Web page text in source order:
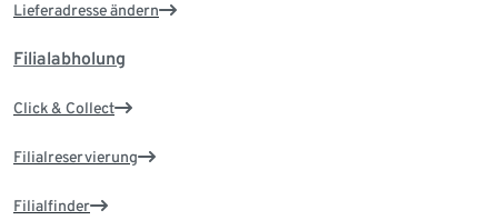
Lieferadresse ändern
Filialabholung
Click & Collect
Filialreservierung
Filialfinder